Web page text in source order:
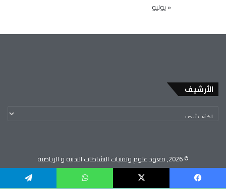
« يوليو
الأرشيف
© 2026, معهد علوم وتقنيات النشاطات البدنية و الرياضية
جامعة العربي بن مهيدي - أم البواقي